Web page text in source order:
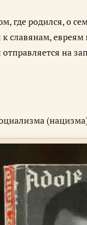
где родился, о
славянам,
на